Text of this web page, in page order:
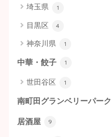
埼玉県 1
目黒区 4
神奈川県 1
中華・餃子 1
世田谷区 1
南町田グランベリーパーク
居酒屋 9